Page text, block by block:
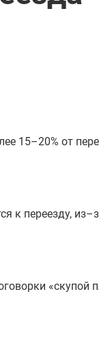
15–20% от
к переезду,
«скупой